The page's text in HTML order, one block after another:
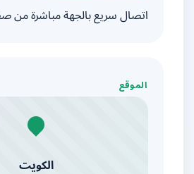
اتصال سريع بالجهة مباشرة من صفحة
الموقع
الكويت